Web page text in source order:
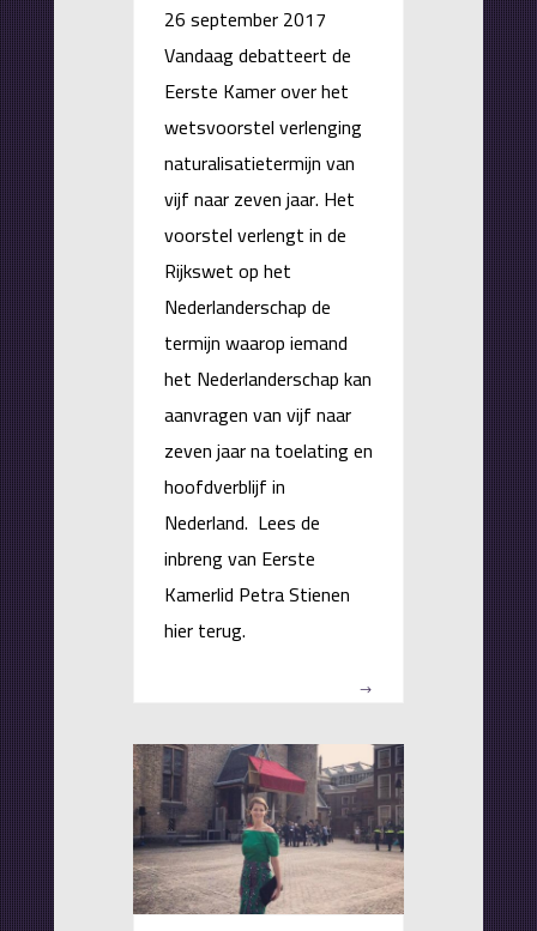
26 september 2017
Vandaag debatteert de
Eerste Kamer over het
wetsvoorstel verlenging
naturalisatietermijn van
vijf naar zeven jaar. Het
voorstel verlengt in de
Rijkswet op het
Nederlanderschap de
termijn waarop iemand
het Nederlanderschap kan
aanvragen van vijf naar
zeven jaar na toelating en
hoofdverblijf in
Nederland. Lees de
inbreng van Eerste
Kamerlid Petra Stienen
hier terug.